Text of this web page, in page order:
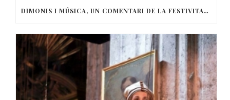
DIMONIS I MÚSICA, UN COMENTARI DE LA FESTIVITAT DE SANT ANTONI